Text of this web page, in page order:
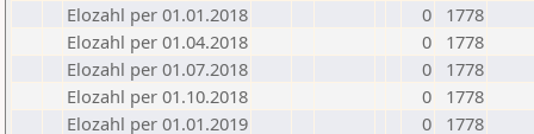
Elozahl per 01.01.2018
0
1778
Elozahl per 01.04.2018
0
1778
Elozahl per 01.07.2018
0
1778
Elozahl per 01.10.2018
0
1778
Elozahl per 01.01.2019
0
1778